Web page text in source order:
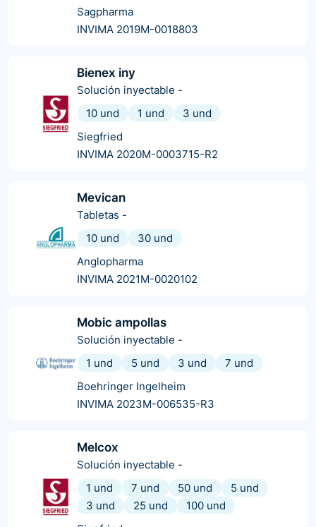
Sagpharma
INVIMA 2019M-0018803
Bienex iny
Solución inyectable -
10 und
1 und
3 und
Siegfried
INVIMA 2020M-0003715-R2
Mevican
Tabletas -
10 und
30 und
Anglopharma
INVIMA 2021M-0020102
Mobic ampollas
Solución inyectable -
1 und
5 und 3 und
7 und
Boehringer Ingelheim
INVIMA 2023M-006535-R3
Melcox
Solución inyectable -
1 und
7 und 50 und
5 und
3 und
25 und
100 und